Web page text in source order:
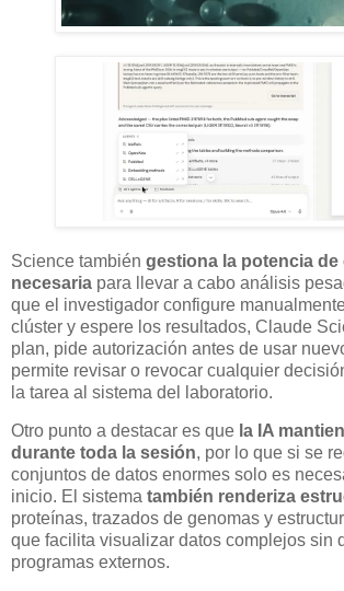
Science también gestiona la potencia de
necesaria para llevar a cabo análisis
que el investigador configure
clúster y espere los resultados, Claude
plan, pide autorización antes de usar
permite revisar o revocar cualquier
la tarea al sistema del laboratorio.
Otro punto a destacar es que la IA
durante toda la sesión, por lo que si se
conjuntos de datos enormes solo es
inicio. El sistema también renderiza
proteínas, trazados de genomas y
que facilita visualizar datos complejos sin
programas externos.